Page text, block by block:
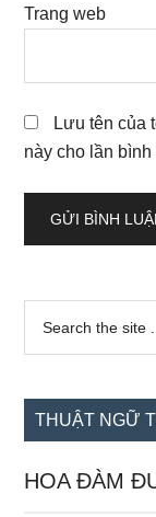
Trang web
Lưu tên của
này cho lần
Sidebar
chính
...
THUẬT NGỮ
HOA ĐÀM